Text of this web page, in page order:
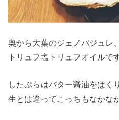
奥から大葉のジェノバジュレ
トリュフ塩トリュフオイルで
したぷらはバター醤油をぱく
生とは違ってこっちもなかな